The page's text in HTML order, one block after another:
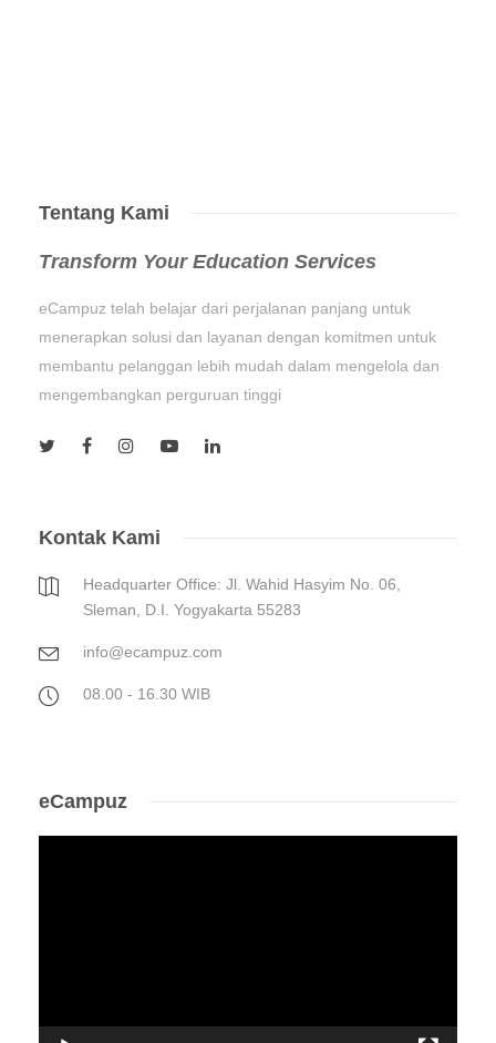
Tentang Kami
Transform Your Education Services
eCampuz telah belajar dari perjalanan panjang untuk
menerapkan solusi dan layanan dengan komitmen untuk
membantu pelanggan lebih mudah dalam mengelola dan
mengembangkan perguruan tinggi
Kontak Kami
Headquarter Office: Jl. Wahid Hasyim No. 06,
Sleman, D.I. Yogyakarta 55283
info@ecampuz.com
08.00 - 16.30 WIB
eCampuz